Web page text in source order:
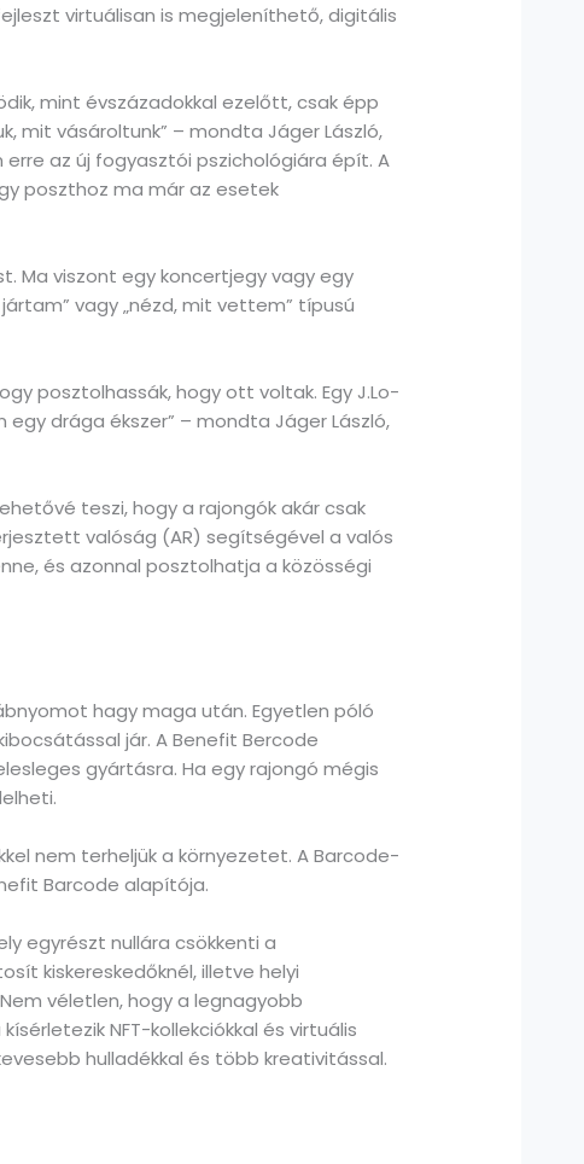
virtuálisan is megjeleníthető, digitális
mint évszázadokkal ezelőtt, csak épp
mit vásároltunk” – mondta Jáger László,
az új fogyasztói pszichológiára épít. A
poszthoz ma már az esetek
Ma viszont egy koncertjegy vagy egy
vagy „nézd, mit vettem” típusú
posztolhassák, hogy ott voltak. Egy J.Lo-
drága ékszer” – mondta Jáger László,
teszi, hogy a rajongók akár csak
valóság (AR) segítségével a valós
és azonnal posztolhatja a közösségi
hagy maga után. Egyetlen póló
jár. A Benefit Bercode
gyártásra. Ha egy rajongó mégis
nem terheljük a környezetet. A Barcode-
Barcode alapítója.
egyrészt nullára csökkenti a
kiskereskedőknél, illetve helyi
véletlen, hogy a legnagyobb
NFT-kollekciókkal és virtuális
hulladékkal és több kreativitással.